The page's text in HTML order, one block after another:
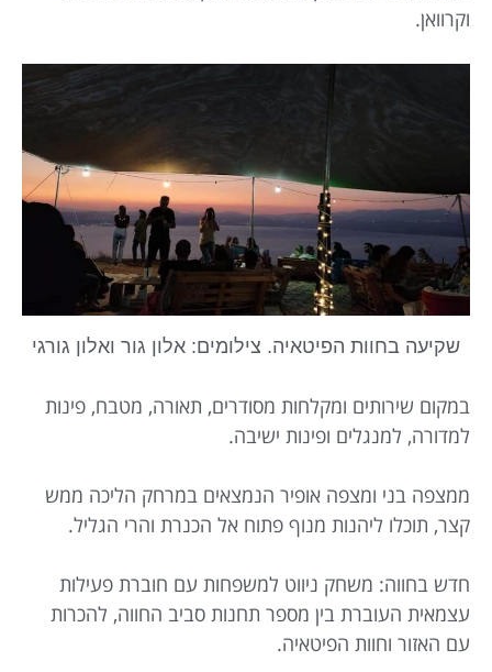
וקרוואן.
שקיעה בחוות הפיטאיה. צילומים: אלון גור ואלון גורגי
במקום שירותים ומקלחות מסודרים, תאורה, מטבח, פינות
למדורה, למנגלים ופינות ישיבה.
ממצפה בני ומצפה אופיר הנמצאים במרחק הליכה ממש
קצר, תוכלו ליהנות מנוף פתוח אל הכנרת והרי הגליל.
חדש בחווה: משחק ניווט למשפחות עם חוברת פעילות
עצמאית העוברת בין מספר תחנות סביב החווה, להכרות
עם האזור וחוות הפיטאיה.